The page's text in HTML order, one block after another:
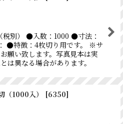
別） ●入数：1000 ●寸法：
●特徴：4枚切り用です。 ※サ
願い致します。写真見本は実
は異なる場合があります。
1000入） [6350]